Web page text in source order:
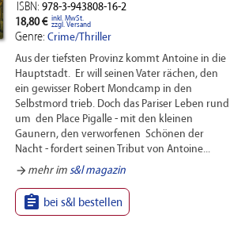
ISBN: 978-3-943808-16-2
18,80 € inkl. MwSt.
zzgl. Versand
Genre: Crime/Thriller
Aus der tiefsten Provinz kommt Antoine in die
Hauptstadt. Er will seinen Vater rächen, den
ein gewisser Robert Mondcamp in den
Selbstmord trieb. Doch das Pariser Leben rund
um den Place Pigalle - mit den kleinen
Gaunern, den verworfenen Schönen der
Nacht - fordert seinen Tribut von Antoine...
arrow_forward mehr im s&l magazin
 bei s&l bestellen